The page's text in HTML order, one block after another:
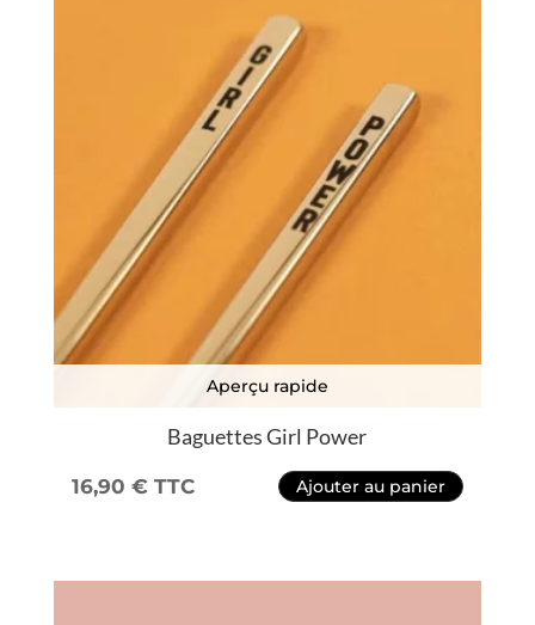
Aperçu rapide
Baguettes Girl Power
16,90 € TTC Ajouter au panier